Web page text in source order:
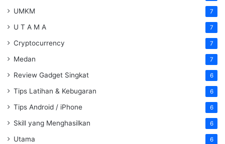
UMKM 7
U T A M A 7
Cryptocurrency 7
Medan 7
Review Gadget Singkat 6
Tips Latihan & Kebugaran 6
Tips Android / iPhone 6
Skill yang Menghasilkan 6
Utama 6